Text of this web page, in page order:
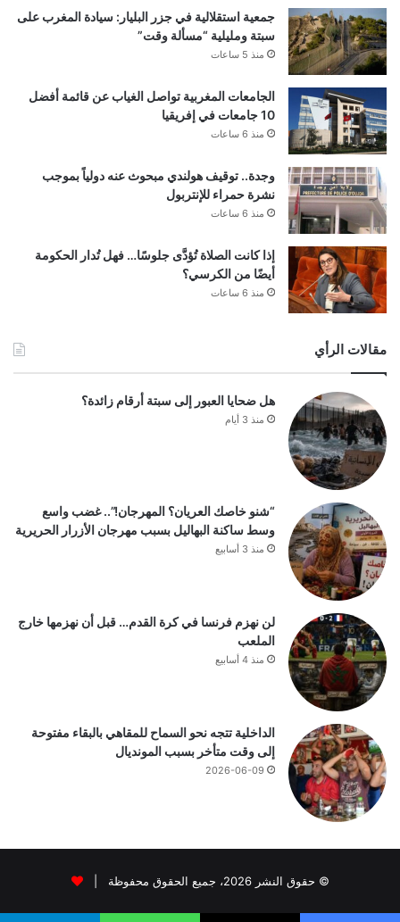
جمعية استقلالية في جزر البليار: سيادة المغرب على
سبتة ومليلية “مسألة وقت”
منذ 5 ساعات
الجامعات المغربية تواصل الغياب عن قائمة أفضل
10 جامعات في إفريقيا
منذ 6 ساعات
وجدة.. توقيف هولندي مبحوث عنه دولياً بموجب
نشرة حمراء للإنتربول
منذ 6 ساعات
إذا كانت الصلاة تُؤدَّى جلوسًا… فهل تُدار الحكومة
أيضًا من الكرسي؟
منذ 6 ساعات
مقالات الرأي
هل ضحايا العبور إلى سبتة أرقام زائدة؟
منذ 3 أيام
“شنو خاصك العريان؟ المهرجان!”.. غضب واسع
وسط ساكنة البهاليل بسبب مهرجان الأزرار الحريرية
منذ 3 أسابيع
لن نهزم فرنسا في كرة القدم… قبل أن نهزمها خارج
الملعب
منذ 4 أسابيع
الداخلية تتجه نحو السماح للمقاهي بالبقاء مفتوحة
إلى وقت متأخر بسبب المونديال
2026-06-09
© حقوق النشر 2026، جميع الحقوق محفوظة |